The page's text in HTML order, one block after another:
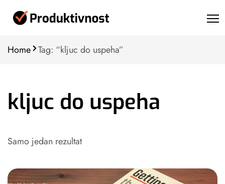
Home Tag: “kljuc do uspeha”
kljuc do uspeha
Samo jedan rezultat